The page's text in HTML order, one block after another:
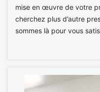
mise en œuvre de votre
cherchez plus d’autre
sommes là pour vous